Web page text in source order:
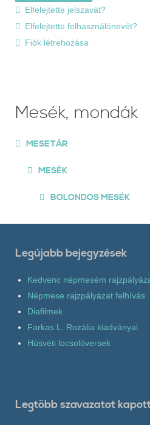
Elfelejtette jelszavát?
Elfelejtette felhasználónevét?
Fiók létrehozása
Mesék, mondák
MESETÁR
MESÉK
BOLONDOS MESÉK
Legújabb bejegyzések
Kedvenc népmesém
Népmese rajzpályázat felhívás
Diafilmek
Farkas L. Rozália kiadványai
Húsvéti locsolóversek
Legtöbb szavazatot